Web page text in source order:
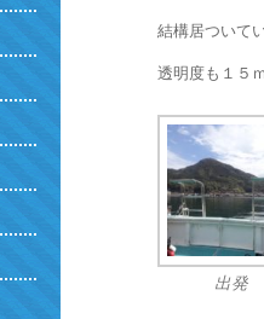
結構居ついて
透明度も１５
出発